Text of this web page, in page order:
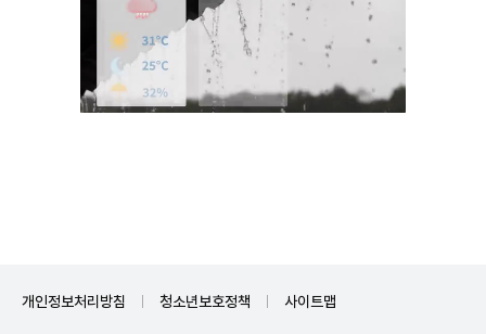
개인정보처리방침 청소년보호정책 사이트맵